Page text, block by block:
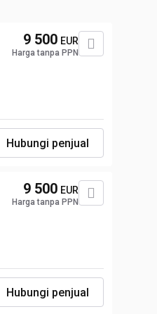
9 500 EUR
Harga tanpa PPN
Hubungi penjual
9 500 EUR
Harga tanpa PPN
Hubungi penjual